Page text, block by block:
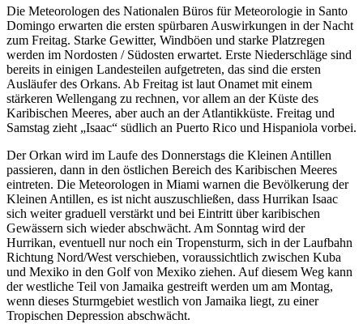
Die Meteorologen des Nationalen Büros für Meteorologie in Santo
Domingo erwarten die ersten spürbaren Auswirkungen in der Nacht
zum Freitag. Starke Gewitter, Windböen und starke Platzregen
werden im Nordosten / Südosten erwartet. Erste Niederschläge sind
bereits in einigen Landesteilen aufgetreten, das sind die ersten
Ausläufer des Orkans. Ab Freitag ist laut Onamet mit einem
stärkeren Wellengang zu rechnen, vor allem an der Küste des
Karibischen Meeres, aber auch an der Atlantikküste. Freitag und
Samstag zieht „Isaac“ südlich an Puerto Rico und Hispaniola vorbei.
Der Orkan wird im Laufe des Donnerstags die Kleinen Antillen
passieren, dann in den östlichen Bereich des Karibischen Meeres
eintreten. Die Meteorologen in Miami warnen die Bevölkerung der
Kleinen Antillen, es ist nicht auszuschließen, dass Hurrikan Isaac
sich weiter graduell verstärkt und bei Eintritt über karibischen
Gewässern sich wieder abschwächt. Am Sonntag wird der
Hurrikan, eventuell nur noch ein Tropensturm, sich in der Laufbahn
Richtung Nord/West verschieben, voraussichtlich zwischen Kuba
und Mexiko in den Golf von Mexiko ziehen. Auf diesem Weg kann
der westliche Teil von Jamaika gestreift werden um am Montag,
wenn dieses Sturmgebiet westlich von Jamaika liegt, zu einer
Tropischen Depression abschwächt.